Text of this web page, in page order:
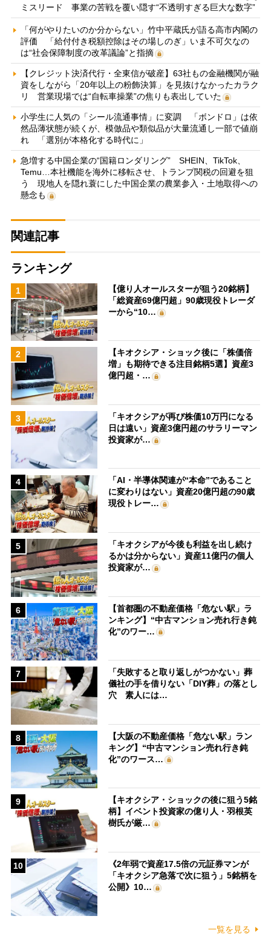
ミスリード 事業の苦戦を覆い隠す“不透明すぎる巨大な数字”
「何がやりたいのか分からない」竹中平蔵氏が語る高市内閣の
評価 「給付付き税額控除はその場しのぎ」いま不可欠なの
は“社会保障制度の改革議論”と指摘
【クレジット決済代行・全東信が破産】63社もの金融機関が融
資をしながら「20年以上の粉飾決算」を見抜けなかったカラク
リ 営業現場では“自転車操業”の焦りも表出していた
小学生に人気の「シール流通事情」に変調 「ボンドロ」は依
然品薄状態が続くが、模倣品や類似品が大量流通し一部で値崩
れ 「選別が本格化する時代に」
急増する中国企業の“国籍ロンダリング” SHEIN、TikTok、
Temu…本社機能を海外に移転させ、トランプ関税の回避を狙
う 現地人を隠れ蓑にした中国企業の農業参入・土地取得への
懸念も
関連記事
ランキング
1
【億り人オールスターが狙う20銘柄】
「総資産69億円超」90歳現役トレーダ
ーから“10…
2
【キオクシア・ショック後に「株価倍
増」も期待できる注目銘柄5選】資産3
億円超・…
3
「キオクシアが再び株価10万円になる
日は遠い」資産3億円超のサラリーマン
投資家が…
4
「AI・半導体関連が“本命”であること
に変わりはない」資産20億円超の90歳
現役トレー…
5
「キオクシアが今後も利益を出し続け
るかは分からない」資産11億円の個人
投資家が…
6
【首都圏の不動産価格「危ない駅」ラ
ンキング】“中古マンション売れ行き鈍
化”のワー…
7
「失敗すると取り返しがつかない」葬
儀社の手を借りない「DIY葬」の落とし
穴 素人には…
8
【大阪の不動産価格「危ない駅」ラン
キング】“中古マンション売れ行き鈍
化”のワース…
9
【キオクシア・ショックの後に狙う5銘
柄】イベント投資家の億り人・羽根英
樹氏が厳…
10
《2年弱で資産17.5倍の元証券マンが
「キオクシア急落で次に狙う」5銘柄を
公開》10…
一覧を見る